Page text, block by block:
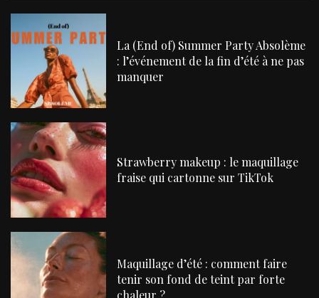
La (End of) Summer Party Absolème
: l’événement de la fin d’été à ne pas
manquer
Strawberry makeup : le maquillage
fraise qui cartonne sur TikTok
Maquillage d’été : comment faire
tenir son fond de teint par forte
chaleur ?